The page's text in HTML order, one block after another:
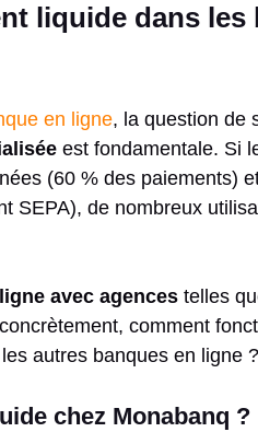
liquide dans
en ligne, la question de
est fondamentale. Si
(60 % des paiements)
SEPA), de nombreux
avec agences telles
comment
autres banques en ligne ?
chez Monabanq ?